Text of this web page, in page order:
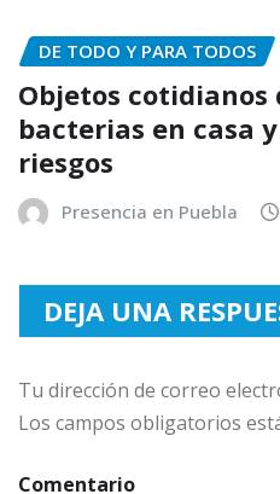
DE TODO Y PARA TODOS
Objetos cotidianos
bacterias en casa
riesgos
Presencia en Puebla
DEJA UNA
Tu dirección de correo
Los campos obligatorios
Comentario